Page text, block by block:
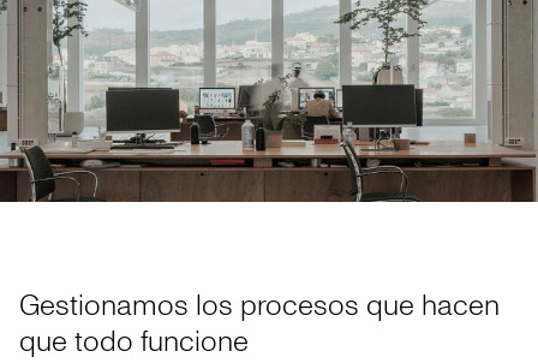
Gestionamos los procesos que hacen
que todo funcione